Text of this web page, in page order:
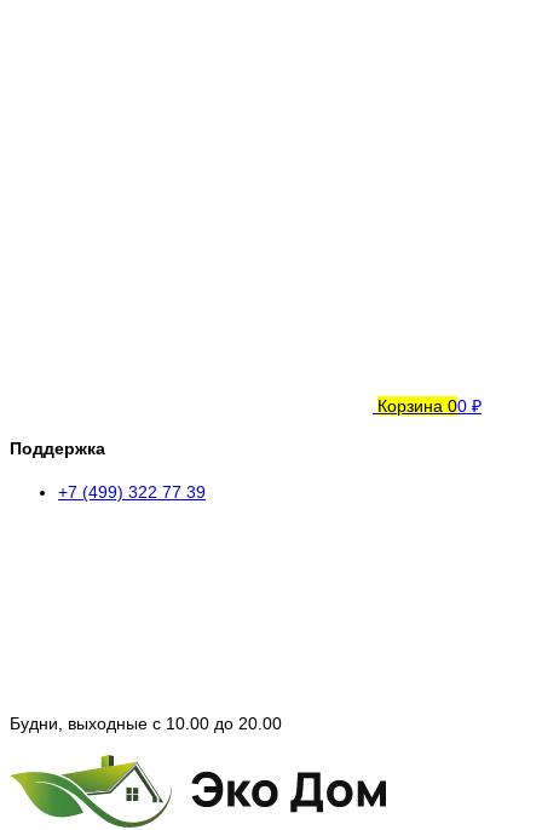
Корзина 00 ₽
Поддержка
+7 (499) 322 77 39
Будни, выходные с 10.00 до 20.00